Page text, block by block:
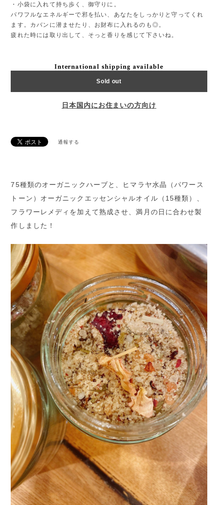
・小袋に入れて持ち歩く、御守りに。
パワフルなエネルギーで邪を払い、あなたをしっかりと守ってくれ
ます。カバンに潜ませたり、お財布に入れるのも◎。
疲れた時には取り出して、そっと香りを感じて下さいね。
International shipping available
Sold out
日本国内にお住まいの方向け
通報する
75種類のオーガニックハーブと、ヒマラヤ水晶（パワース
トーン）オーガニックエッセンシャルオイル（15種類）、
フラワーレメディを加えて熟成させ、満月の日に合わせ製
作しました！